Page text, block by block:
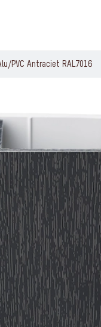
Protex® Urban
PVC Antraciet RAL7016